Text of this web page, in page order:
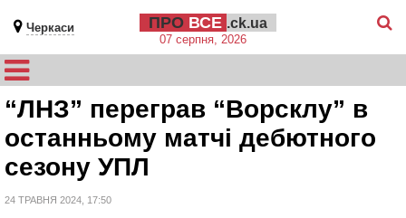
Черкаси ПРО ВСЕ .ck.ua
07 серпня, 2026
“ЛНЗ” переграв “Ворсклу” в
останньому матчі дебютного
сезону УПЛ
24 ТРАВНЯ 2024, 17:50